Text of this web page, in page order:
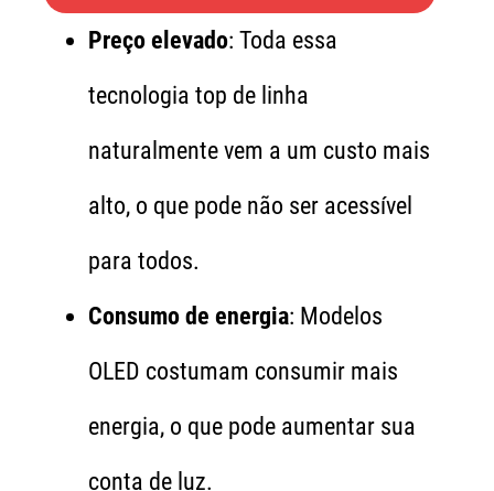
Preço elevado: Toda essa
tecnologia top de linha
naturalmente vem a um custo mais
alto, o que pode não ser acessível
para todos.
Consumo de energia: Modelos
OLED costumam consumir mais
energia, o que pode aumentar sua
conta de luz.